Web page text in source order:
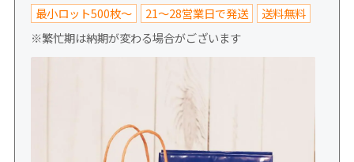
最小ロット500枚～ 21～28営業日で発送
送料無料
※繁忙期は納期が変わる場合がございます